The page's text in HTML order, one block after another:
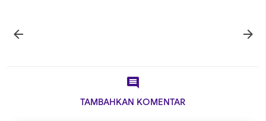
 

TAMBAHKAN KOMENTAR